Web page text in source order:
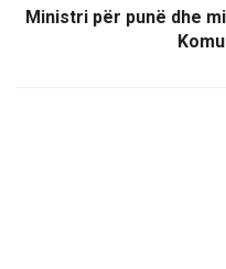
Ministri për punë dhe